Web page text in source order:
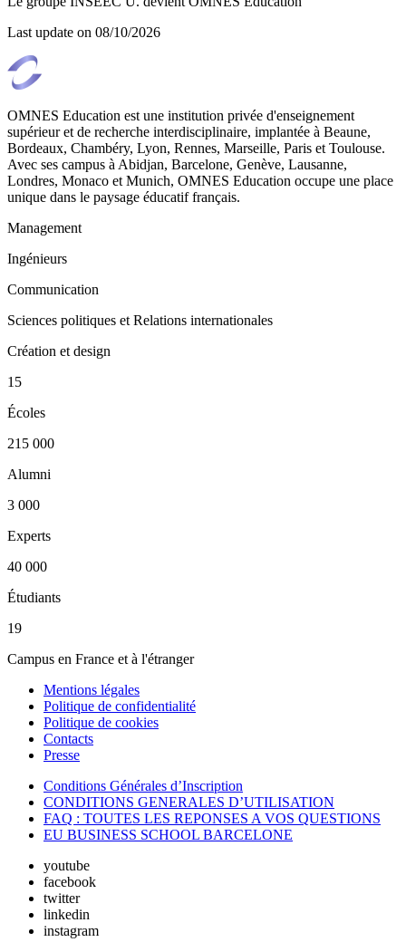
Last update on 08/10/2026
OMNES Education est une institution privée d'enseignement
supérieur et de recherche interdisciplinaire, implantée à Beaune,
Bordeaux, Chambéry, Lyon, Rennes, Marseille, Paris et Toulouse.
Avec ses campus à Abidjan, Barcelone, Genève, Lausanne,
Londres, Monaco et Munich, OMNES Education occupe une place
unique dans le paysage éducatif français.
Management
Ingénieurs
Communication
Sciences politiques et Relations internationales
Création et design
15
Écoles
215 000
Alumni
3 000
Experts
40 000
Étudiants
19
Campus en France et à l'étranger
Mentions légales
Politique de confidentialité
Politique de cookies
Contacts
Presse
Conditions Générales d’Inscription
CONDITIONS GENERALES D’UTILISATION
FAQ : TOUTES LES REPONSES A VOS QUESTIONS
EU BUSINESS SCHOOL BARCELONE
youtube
facebook
twitter
linkedin
instagram